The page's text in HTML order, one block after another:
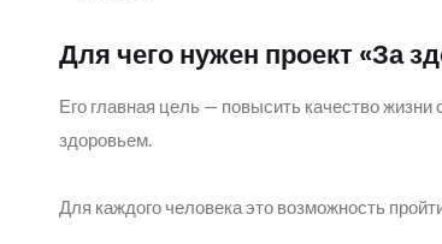
Для чего нужен проект «За
Его главная цель — повысить качество
здоровьем.
Для каждого человека это возможность